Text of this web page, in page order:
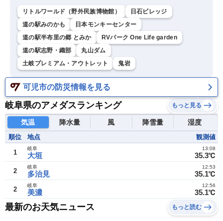
リトルワールド（野外民族博物館）
日石ビレッジ
道の駅みのかも
日本モンキーセンター
道の駅半布里の郷 とみか
RVパーク One Life garden
道の駅志野・織部
丸山ダム
土岐プレミアム・アウトレット
鬼岩
可児市の防災情報を見る
岐阜県のアメダスランキング もっと見る
気温 降水量 風 降雪量 湿度
順位 地点 観測値
1 大垣
岐阜
35.3℃
13:08
2 多治見
岐阜
35.1℃
12:53
2 美濃
岐阜
35.1℃
12:56
最新のお天気ニュース もっと読む